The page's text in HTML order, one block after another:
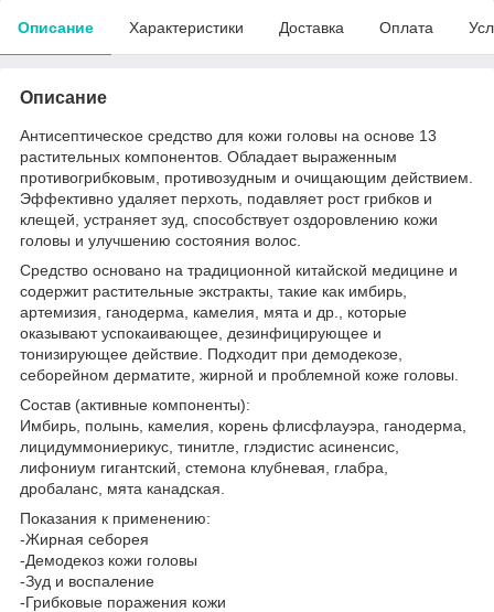
Описание Характеристики Доставка Оплата
Описание
Антисептическое средство для кожи головы на основе 13
растительных компонентов. Обладает выраженным
противогрибковым, противозудным и очищающим действием.
Эффективно удаляет перхоть, подавляет рост грибков и
клещей, устраняет зуд, способствует оздоровлению кожи
головы и улучшению состояния волос.
Средство основано на традиционной китайской медицине и
содержит растительные экстракты, такие как имбирь,
артемизия, ганодерма, камелия, мята и др., которые
оказывают успокаивающее, дезинфицирующее и
тонизирующее действие. Подходит при демодекозе,
себорейном дерматите, жирной и проблемной коже головы.
Состав (активные компоненты):
Имбирь, полынь, камелия, корень флисфлауэра, ганодерма,
лицидуммониерикус, тинитле, глэдистис асиненсис,
лифониум гигантский, стемона клубневая, глабра,
дробаланс, мята канадская.
Показания к применению:
-Жирная себорея
-Демодекоз кожи головы
-Зуд и воспаление
-Грибковые поражения кожи